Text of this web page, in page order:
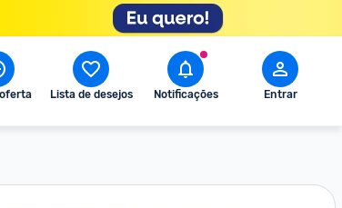
Lista de desejos Notificações Entrar